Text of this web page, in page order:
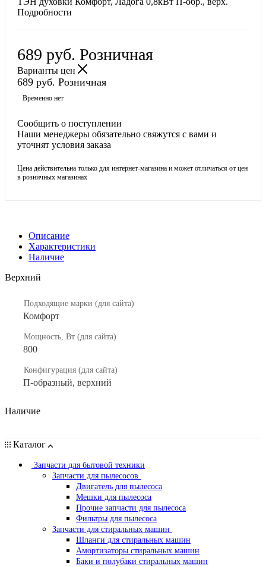
Подробности
689 руб. Розничная
Варианты цен
689 руб. Розничная
Временно нет
Сообщить о поступлении
Наши менеджеры обязательно свяжутся с вами и
уточнят условия заказа
Цена действительна только для интернет-магазина и может отличаться от цен
в розничных магазинах
Описание
Характеристики
Наличие
Верхний
Подходящие марки (для сайта)
Комфорт
Мощность, Вт (для сайта)
800
Конфигурация (для сайта)
П-образный, верхний
Наличие
Каталог
Запчасти для бытовой техники
Запчасти для пылесосов
Двигатель для пылесоса
Мешки для пылесоса
Прочие запчасти для пылесоса
Фильтры для пылесоса
Запчасти для стиральных машин
Шланги для стиральных машин
Амортизаторы стиральных машин
Баки и полубаки стиральных машин